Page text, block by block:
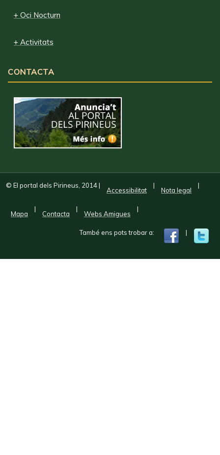
+ Oci Nocturn
+ Activitats
CONTACTA
© El portal dels Pirineus, 2014|
Accessibilitat
|
Nota legal
|
Mapa
|
Contacta
|
Webs Amigues
|
També ens pots trobar a: |